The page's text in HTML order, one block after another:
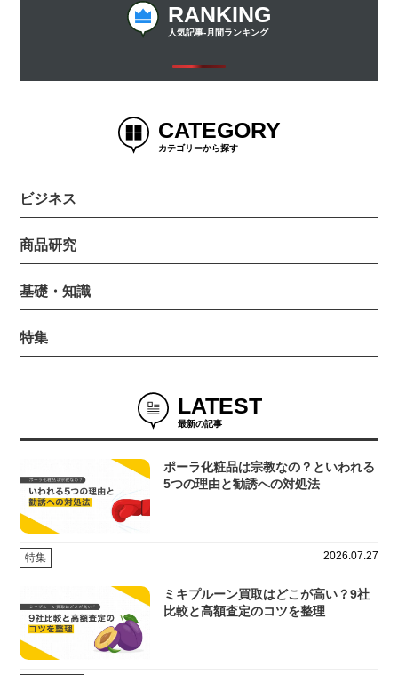
RANKING
人気記事-月間ランキング
CATEGORY
カテゴリーから探す
ビジネス
商品研究
基礎・知識
特集
LATEST
最新の記事
ポーラ化粧品は宗教なの？といわれる
5つの理由と勧誘への対処法
特集 2026.07.27
ミキプルーン買取はどこが高い？9社
比較と高額査定のコツを整理